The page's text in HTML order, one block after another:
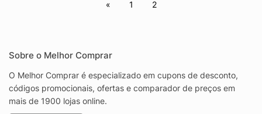
« 1 2
Sobre o Melhor Comprar
O Melhor Comprar é especializado em cupons de desconto,
códigos promocionais, ofertas e comparador de preços em
mais de 1900 lojas online.